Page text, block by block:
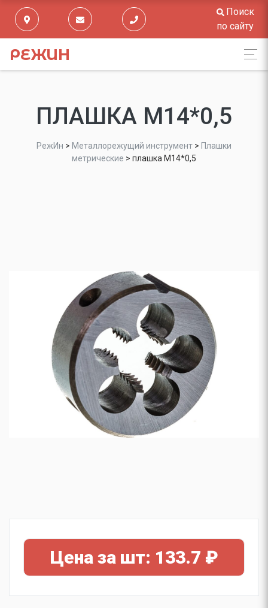
Поиск
по сайту
РЕЖИН
ПЛАШКА М14*0,5
РежИн > Металлорежущий инструмент > Плашки
метрические > плашка М14*0,5
Цена за шт: 133.7 ₽